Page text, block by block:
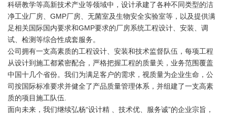
科研教学等高新技术产业等领域中，设计承建了各种不同类型的洁
净工业厂房、GMP厂房、无菌室及生物安全实验室等，以及提供满
足相关国际国内要求和GMP要求的厂房系统工程设计、安装、调
试、检测等综合性成套服务。
公司拥有一支高素质的工程设计、安装和技术监督队伍，每项工程
从设计到施工都紧密配合，严格把握工程的质量关，业务范围覆盖
中国十几个省份。我们为满足客户的需求，视质量为企业生命，公
司按国际标准要求并健全了产品质量管理体系，并组建了一支高素
质的项目施工队伍.
面向未来，我们继续弘杨“设计精 、技术优、服务诚”的企业宗旨，